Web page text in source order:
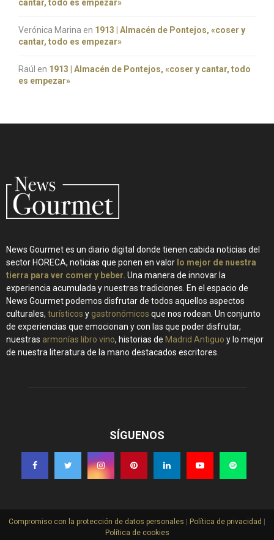
cantar, todo es empezar»
Verónica Marina en 1913 | Almacén de Pontejos, «coser y
cantar, todo es empezar»
Raúl en 1913 | Almacén de Pontejos, «coser y cantar, todo
es empezar»
News Gourmet es un diario digital donde tienen cabida noticias del
sector HORECA, noticias que ponen en valor lo mejor de nuestra
tierra para ver comer y beber . Una manera de innovar la
experiencia acumulada y nuestras tradiciones. En el espacio de
News Gourmet podemos disfrutar de todos aquellos aspectos
culturales, turísticos y gastronómicos que nos rodean. Un conjunto
de experiencias que emocionan y con las que poder disfrutar,
nuestras armonías libro vino, historias de Madrid Antiguo y lo mejor
de nuestra literatura de la mano destacados escritores.
SÍGUENOS
Compromiso con la protección de datos personales | Política de privacidad |
Política de cookies